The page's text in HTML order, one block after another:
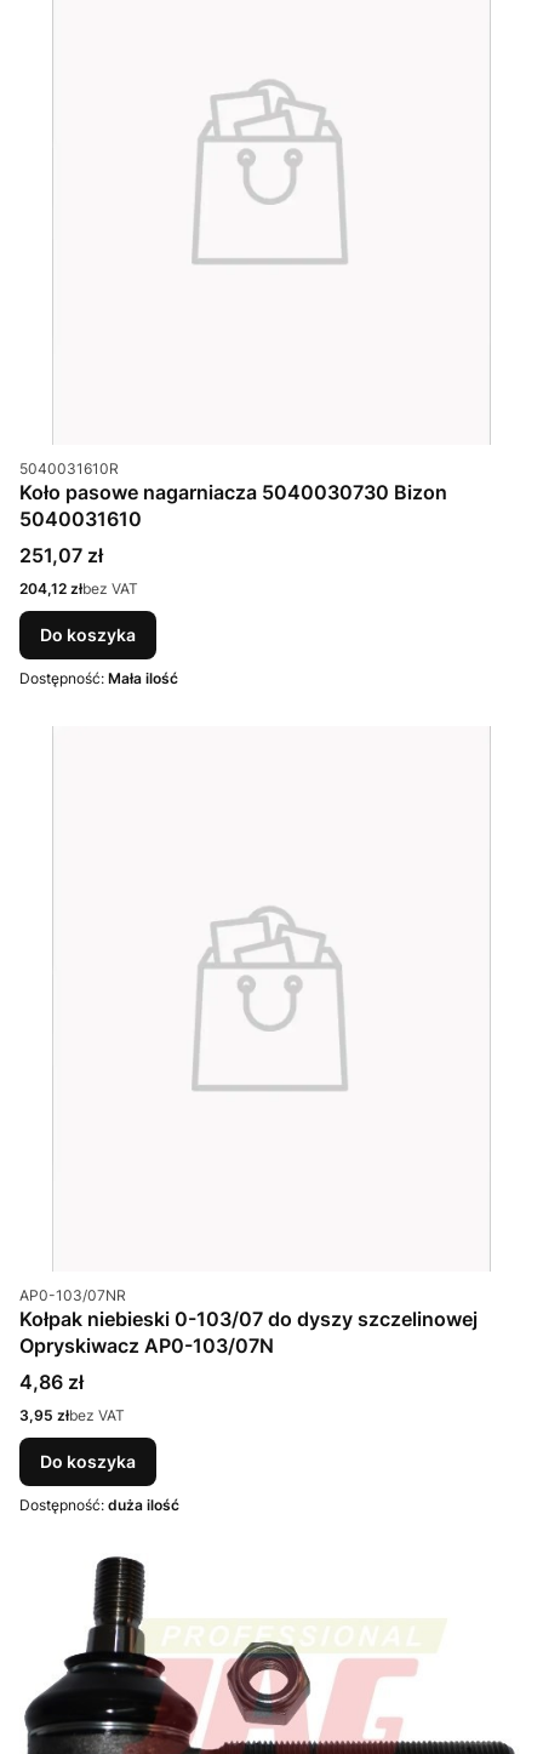
Kod produktu
5040031610R
Koło pasowe nagarniacza 5040030730 Bizon
5040031610
Cena
251,07 zł
Cena
204,12 złbez VAT
Do koszyka
Dostępność: Mała ilość
Kod produktu
AP0-103/07NR
Kołpak niebieski 0-103/07 do dyszy szczelinowej
Opryskiwacz AP0-103/07N
Cena
4,86 zł
Cena
3,95 złbez VAT
Do koszyka
Dostępność: duża ilość